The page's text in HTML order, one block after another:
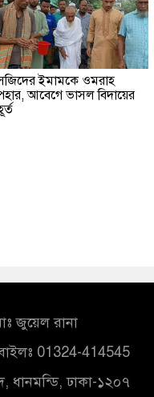
ইমামকে ওমরাহ
আবেগে ভাসল বিদায়ের
জুয়েল রানা
01324-414545
ঢাকা-১২০৭